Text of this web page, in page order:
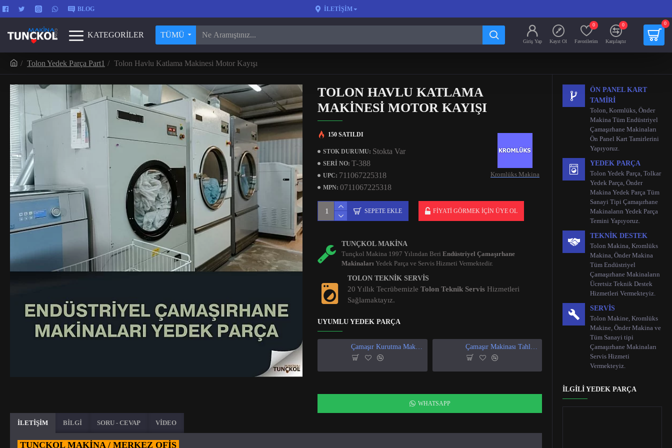
BLOG İLETIŞIM
KATEGORİLER TÜMÜ
Giriş Yap Kayıt Ol Favorilerim
0
Karşılaştır
0 0
Tolon Yedek Parça Part1 Tolon Havlu Katlama Makinesi Motor Kayışı
TOLON HAVLU KATLAMA
MAKINESI MOTOR KAYIŞI
STOK DURUMU: Stokta Var
SERI NO: T-388
UPC: 711067225318
MPN: 0711067225318
Kromlüks Makina
150 SATILDI
SEPETE EKLE FIYATI GÖRMEK İÇIN ÜYE OL
TUNÇKOL MAKINA
Tunçkol Makina 1997 Yılından BeriEndüstriyel Çamaşırhane
Makinaları Yedek Parça ve Servis Hizmeti Vermektedir.
TOLON TEKNIK SERVIS
20 Yıllık TecrübemizleTolon Teknik Servis Hizmetleri
Sağlamaktayız.
UYUMLU YEDEK PARÇA
Çamaşır Kurutma Makinası Isı Ve Nem Sensör Çamaşır Makinası Tahliye Vanası Çamaşır Makinesi Kapak Contası
WHATSAPP
İLETİŞİM BİLGİ SORU - CEVAP VİDEO
TUNÇKOL MAKİNA / MERKEZ OFIS
ÖN PANEL KART
TAMIRI
Tolon, Kormlüks, Önder
Makina Tüm Endüstriyel
Çamaşırhane Makinaları
Ön Panel Kart Tamirlerini
Yapıyoruz.
YEDEK PARÇA
Tolon Yedek Parça, Tolkar
Yedek Parça, Önder
Makina Yedek Parça Tüm
Sanayi Tipi Çamaşırhane
Makinaların Yedek Parça
Temini Yapıyoruz.
TEKNIK DESTEK
Tolon Makina, Kromlüks
Makina, Önder Makina
Tüm Endüstriyel
Çamaşırhane Makinaların
Ücretsiz Teknik Destek
Hizmetleri Vermekteyiz.
SERVIS
Tolon Makine, Kromlüks
Makine, Önder Makina ve
Tüm Sanayi tipi
Çamaşırhane Makinaları
Servis Hizmeti
Vermekteyiz.
İLGILI YEDEK PARÇA